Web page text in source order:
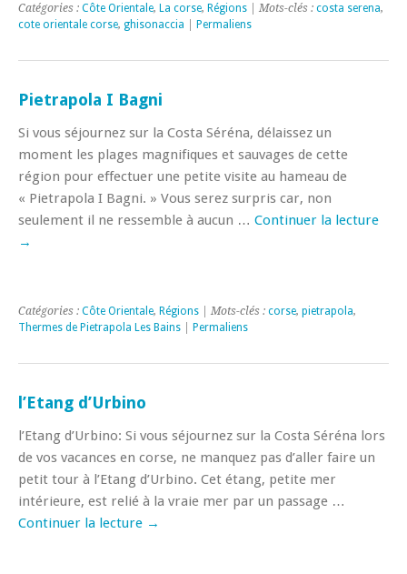
Catégories : Côte Orientale, La corse, Régions | Mots-clés : costa serena,
cote orientale corse, ghisonaccia Permaliens
Pietrapola I Bagni
Si vous séjournez sur la Costa Séréna, délaissez un
moment les plages magnifiques et sauvages de cette
région pour effectuer une petite visite au hameau de
« Pietrapola I Bagni. » Vous serez surpris car, non
seulement il ne ressemble à aucun … Continuer la lecture
→
Catégories : Côte Orientale, Régions | Mots-clés : corse, pietrapola,
Thermes de Pietrapola Les Bains
Permaliens
l’Etang d’Urbino
l’Etang d’Urbino: Si vous séjournez sur la Costa Séréna lors
de vos vacances en corse, ne manquez pas d’aller faire un
petit tour à l’Etang d’Urbino. Cet étang, petite mer
intérieure, est relié à la vraie mer par un passage …
Continuer la lecture →